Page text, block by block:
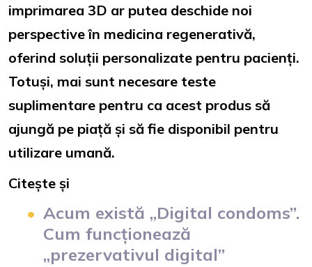
imprimarea 3D ar putea deschide noi
perspective în medicina regenerativă,
oferind soluții personalizate pentru pacienți.
Totuși, mai sunt necesare teste
suplimentare pentru ca acest produs să
ajungă pe piață și să fie disponibil pentru
utilizare umană.
Citește și
Acum există „Digital condoms”.
Cum funcționează
„prezervativul digital”